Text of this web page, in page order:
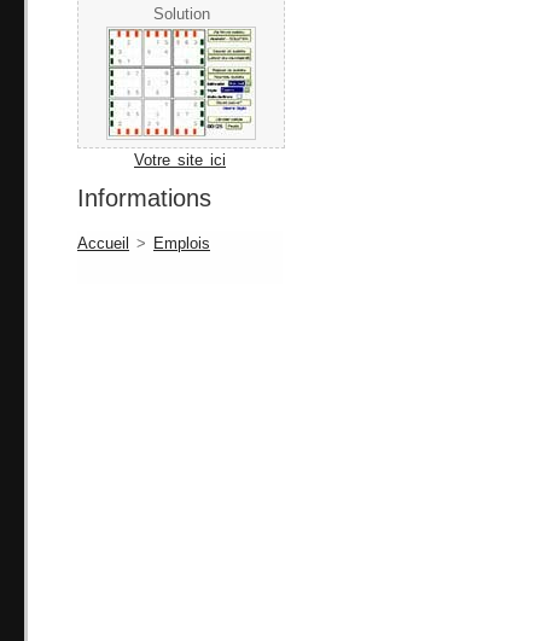
Solution
Votre site ici
Informations
Accueil > Emplois